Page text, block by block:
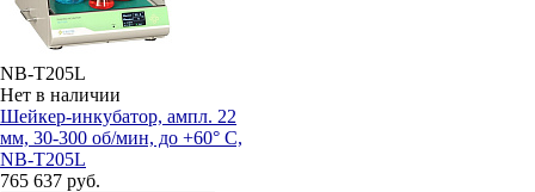
NB-T205L
Нет в наличии
Шейкер-инкубатор, ампл. 22
мм, 30-300 об/мин, до +60° С,
NB-T205L
765 637 руб.